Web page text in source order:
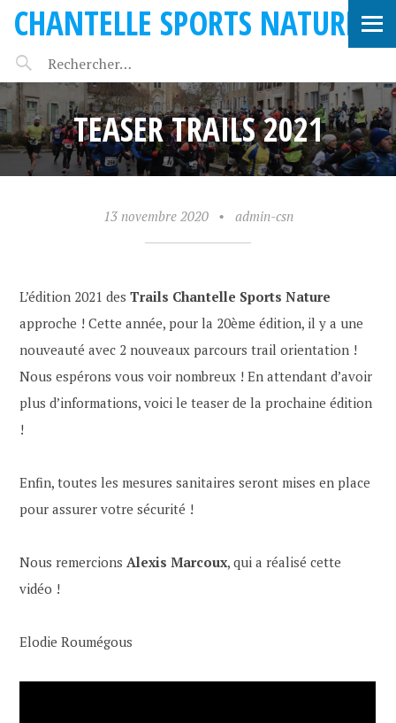
CHANTELLE SPORTS NATURE
TEASER TRAILS 2021
13 novembre 2020 • admin-csn
L’édition 2021 desTrails Chantelle Sports Nature
approche ! Cette année, pour la 20ème édition, il y a une
nouveauté avec 2 nouveaux parcours trail orientation !
Nous espérons vous voir nombreux ! En attendant d’avoir
plus d’informations, voici le teaser de la prochaine édition
!
Enfin, toutes les mesures sanitaires seront mises en place
pour assurer votre sécurité !
Nous remercionsAlexis Marcoux, qui a réalisé cette
vidéo !
Elodie Roumégous